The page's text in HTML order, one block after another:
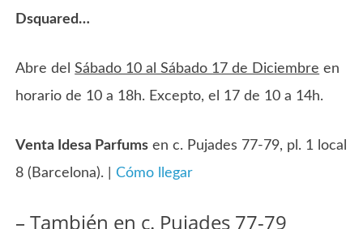
Dsquared…
Abre delSábado 10 al Sábado 17 de Diciembre en
horario de 10 a 18h. Excepto, el 17 de 10 a 14h.
Venta Idesa Parfums en c. Pujades 77-79, pl. 1 local
8 (Barcelona). |Cómo llegar
– También en c. Pujades 77-79